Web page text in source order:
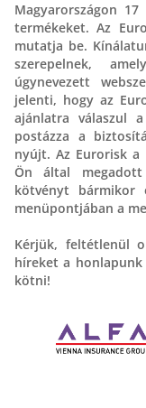
Magyarországon
termékeket. Az
mutatja be.
szerepelnek,
úgynevezett
jelenti, hogy az
ajánlatra válaszul
postázza a
nyújt. Az Eurorisk
Ön által
kötvényt bármikor
menüpontjában a
Kérjük, feltétlenül
híreket a
kötni!